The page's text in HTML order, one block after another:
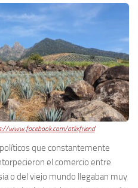
www.facebook.com/atlixfriend
que constantemente
el comercio entre
o del viejo mundo llegaban muy